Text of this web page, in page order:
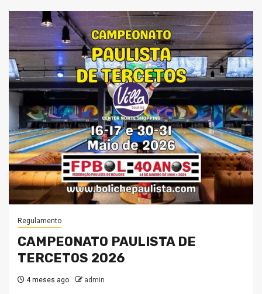
Regulamento
CAMPEONATO PAULISTA DE
TERCETOS 2026
4 meses ago admin